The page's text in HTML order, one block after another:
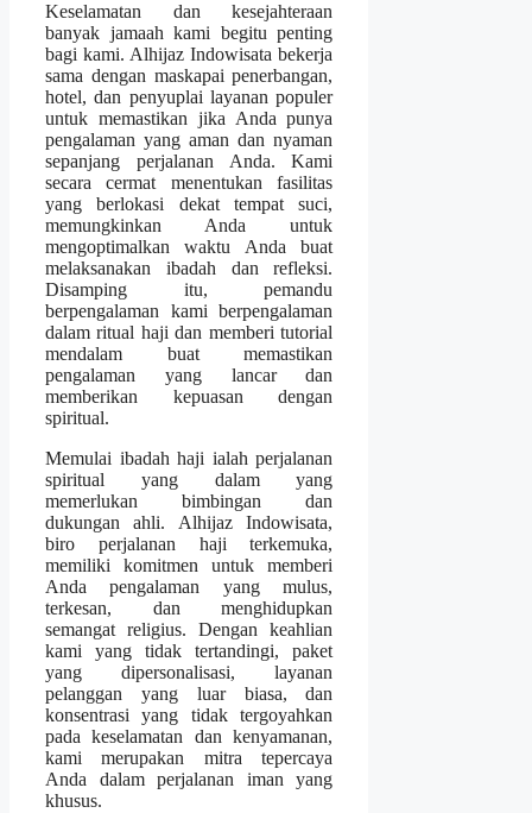
Keselamatan dan kesejahteraan
banyak jamaah kami begitu penting
bagi kami. Alhijaz Indowisata bekerja
sama dengan maskapai penerbangan,
hotel, dan penyuplai layanan populer
untuk memastikan jika Anda punya
pengalaman yang aman dan nyaman
sepanjang perjalanan Anda. Kami
secara cermat menentukan fasilitas
yang berlokasi dekat tempat suci,
memungkinkan Anda untuk
mengoptimalkan waktu Anda buat
melaksanakan ibadah dan refleksi.
Disamping itu, pemandu
berpengalaman kami berpengalaman
dalam ritual haji dan memberi tutorial
mendalam buat memastikan
pengalaman yang lancar dan
memberikan kepuasan dengan
spiritual.
Memulai ibadah haji ialah perjalanan
spiritual yang dalam yang
memerlukan bimbingan dan
dukungan ahli. Alhijaz Indowisata,
biro perjalanan haji terkemuka,
memiliki komitmen untuk memberi
Anda pengalaman yang mulus,
terkesan, dan menghidupkan
semangat religius. Dengan keahlian
kami yang tidak tertandingi, paket
yang dipersonalisasi, layanan
pelanggan yang luar biasa, dan
konsentrasi yang tidak tergoyahkan
pada keselamatan dan kenyamanan,
kami merupakan mitra tepercaya
Anda dalam perjalanan iman yang
khusus.